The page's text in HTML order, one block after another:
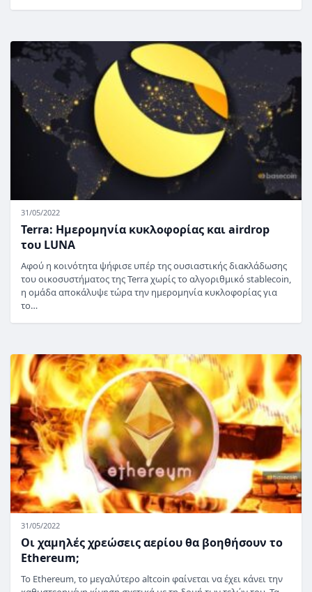
31/05/2022
Terra: Ημερομηνία κυκλοφορίας και airdrop
του LUNA
Αφού η κοινότητα ψήφισε υπέρ της ουσιαστικής διακλάδωσης
του οικοσυστήματος της Terra χωρίς το αλγοριθμικό stablecoin,
η ομάδα αποκάλυψε τώρα την ημερομηνία κυκλοφορίας για
το…
31/05/2022
Οι χαμηλές χρεώσεις αερίου θα βοηθήσουν το
Ethereum;
Το Ethereum, το μεγαλύτερο altcoin φαίνεται να έχει κάνει την